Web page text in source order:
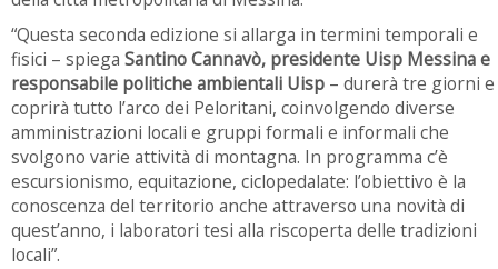
“Questa seconda edizione si allarga in termini temporali e
fisici – spiega Santino Cannavò, presidente Uisp Messinae
responsabile politiche ambientali Uisp – durerà tre giorni e
coprirà tutto l’arco dei Peloritani, coinvolgendo diverse
amministrazioni locali e gruppi formali e informali che
svolgono varie attività di montagna. In programma c’è
escursionismo, equitazione, ciclopedalate: l’obiettivo è la
conoscenza del territorio anche attraverso una novità di
quest’anno, i laboratori tesi alla riscoperta delle tradizioni
locali”.